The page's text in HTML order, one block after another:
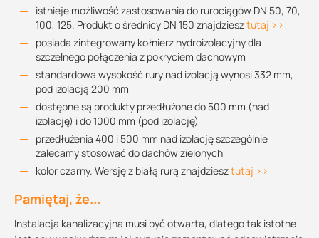
istnieje możliwość zastosowania do rurociągów DN 50, 70,
100, 125. Produkt o średnicy DN 150 znajdziesztutaj >>
posiada zintegrowany kołnierz hydroizolacyjny dla
szczelnego połączenia z pokryciem dachowym
standardowa wysokość rury nad izolacją wynosi 332 mm,
pod izolacją 200 mm
dostępne są produkty przedłużone do 500 mm (nad
izolację) i do 1000 mm (pod izolację)
przedłużenia 400 i 500 mm nad izolację szczególnie
zalecamy stosować do dachów zielonych
kolor czarny. Wersję z białą rurą znajdziesztutaj >>
Pamiętaj, że...
Instalacja kanalizacyjna musi być otwarta, dlatego tak istotne